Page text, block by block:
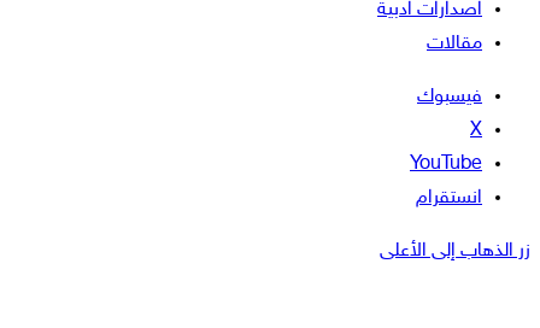
اصدارات ادبية
مقالات
فيسبوك
‫X
‫YouTube
انستقرام
زر الذهاب إلى الأعلى